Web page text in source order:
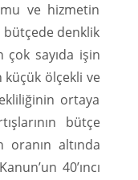
ve hizmetin
bütçede denklik
çok sayıda işin
ölçekli ve
ortaya
bütçe
oranın altında
40’ıncı